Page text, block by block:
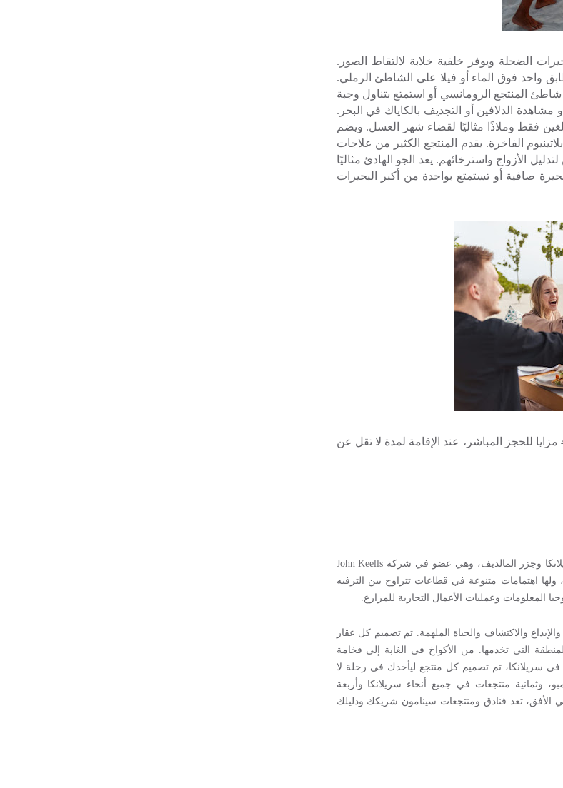
الضحلة ويوفر خلفية خلابة لالتقاط الصور.
واحد فوق الماء أو فيلا على الشاطئ الرملي.
المنتجع الرومانسي أو استمتع بتناول وجبة
الدلافين أو التجديف بالكاياك في البحر.
فقط وملاذًا مثاليًا لقضاء شهر العسل. ويضم
بلاتينيوم الفاخرة. يقدم المنتجع الكثير من علاجات
الأزواج واسترخائهم. يعد الجو الهادئ مثاليًا
صافية أو تستمتع بواحدة من أكبر البحيرات
استمتع بالمغامرة والرومانسية والاكتشاف، مع اختيارك من بين 4 مزايا للحجز المباشر، عند الإقامة لمدة لا تقل عن
وجزر المالديف، وهي عضو في شركة John Keells
اهتمامات متنوعة في قطاعات تتراوح بين الترفيه
المعلومات وعمليات الأعمال التجارية للمزارع.
والاكتشاف والحياة الملهمة. تم تصميم كل عقار
التي تخدمها. من الأكواخ في الغابة إلى فخامة
في سريلانكا، تم تصميم كل منتجع ليأخذك في رحلة لا
منتجعات في جميع أنحاء سريلانكا وأربعة
الأفق، تعد فنادق ومنتجعات سينامون شريكك ودليلك